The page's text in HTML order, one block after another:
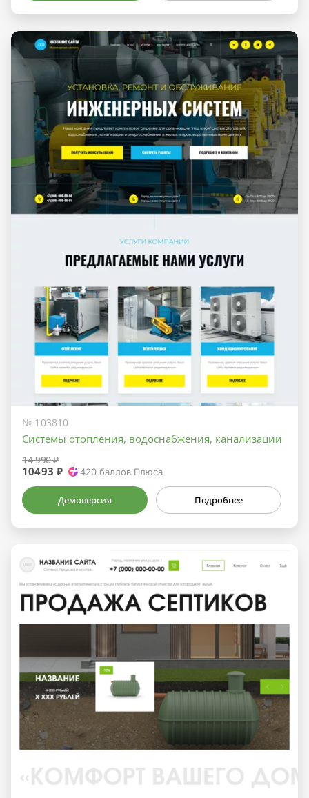
№ 103810
Системы отопления, водоснабжения, канализации
14 990 ₽
10493 ₽ 420 баллов Плюса
Демоверсия Подробнее